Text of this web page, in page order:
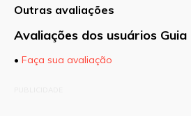
Outras avaliações
Avaliações dos usuários
• Faça sua avaliação